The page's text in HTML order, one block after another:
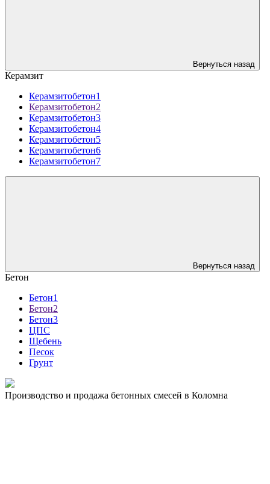
Вернуться назад
Керамзит
Керамзитобетон1
Керамзитобетон2
Керамзитобетон3
Керамзитобетон4
Керамзитобетон5
Керамзитобетон6
Керамзитобетон7
Вернуться назад
Бетон
Бетон1
Бетон2
Бетон3
ЦПС
Щебень
Песок
Грунт
Производство и продажа бетонных смесей в Коломна